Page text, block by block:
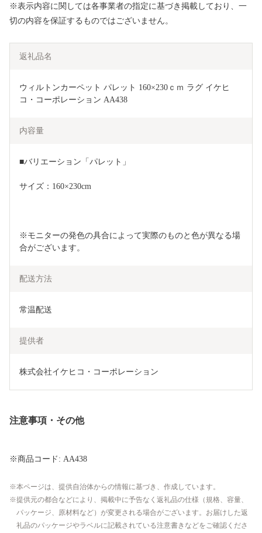
※表示内容に関しては各事業者の指定に基づき掲載しており、一
切の内容を保証するものではございません。
返礼品名
ウィルトンカーペット パレット 160×230ｃｍ ラグ イケヒ
コ・コーポレーション AA438
内容量
■バリエーション「パレット」
サイズ：160×230cm
※モニターの発色の具合によって実際のものと色が異なる場
合がございます。
配送方法
常温配送
提供者
株式会社イケヒコ・コーポレーション
注意事項・その他
※商品コード: AA438
本ページは、提供自治体からの情報に基づき、作成しています。
提供元の都合などにより、掲載中に予告なく返礼品の仕様（規格、容量、
パッケージ、原材料など）が変更される場合がございます。お届けした返
礼品のパッケージやラベルに記載されている注意書きなどをご確認くださ